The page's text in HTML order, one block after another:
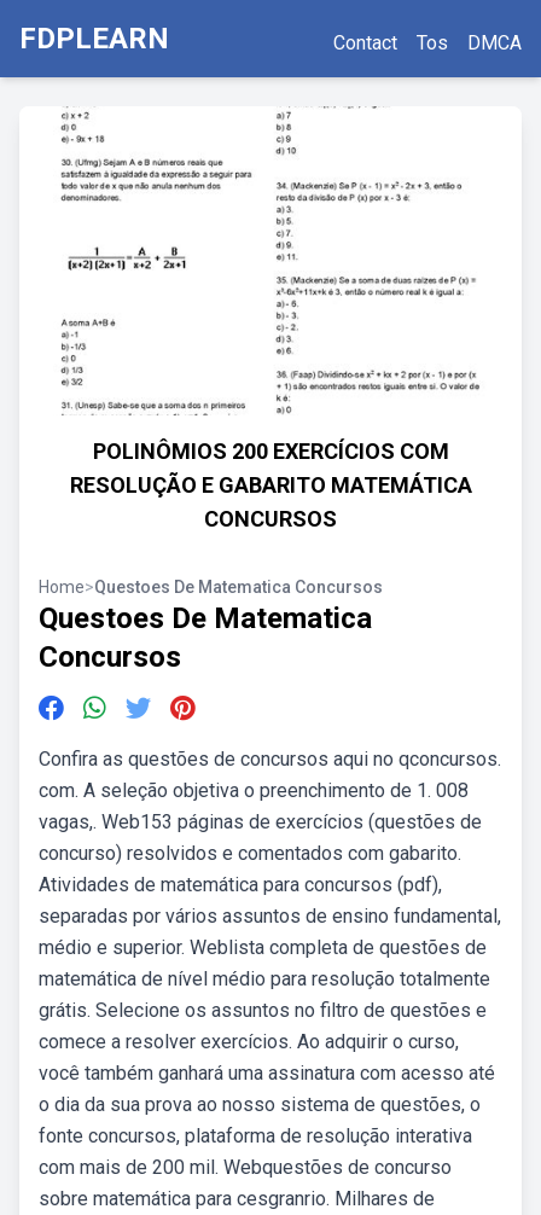
FDPLEARN Contact Tos DMCA
POLINÔMIOS 200 EXERCÍCIOS COM
RESOLUÇÃO E GABARITO MATEMÁTICA
CONCURSOS
Home>Questoes De Matematica Concursos
Questoes De Matematica
Concursos
Confira as questões de concursos aqui no qconcursos.
com. A seleção objetiva o preenchimento de 1. 008
vagas,. Web153 páginas de exercícios (questões de
concurso) resolvidos e comentados com gabarito.
Atividades de matemática para concursos (pdf),
separadas por vários assuntos de ensino fundamental,
médio e superior. Weblista completa de questões de
matemática de nível médio para resolução totalmente
grátis. Selecione os assuntos no filtro de questões e
comece a resolver exercícios. Ao adquirir o curso,
você também ganhará uma assinatura com acesso até
o dia da sua prova ao nosso sistema de questões, o
fonte concursos, plataforma de resolução interativa
com mais de 200 mil. Webquestões de concurso
sobre matemática para cesgranrio. Milhares de